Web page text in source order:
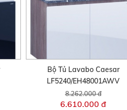
Bộ Tủ Lavabo Caesar
LF5240/EH48001AWV
8.262.000 đ
6.610.000 đ